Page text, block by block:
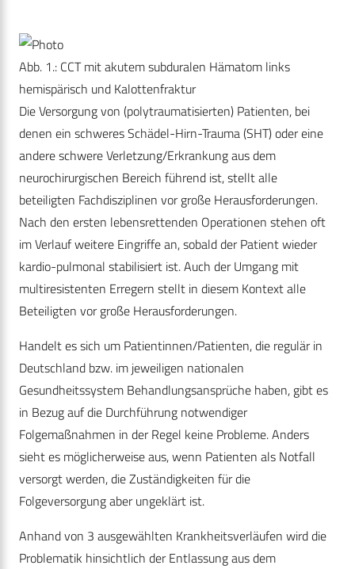
Abb. 1.: CCT mit akutem subduralen Hämatom links
hemispärisch und Kalottenfraktur
Die Versorgung von (polytraumatisierten) Patienten, bei
denen ein schweres Schädel-Hirn-Trauma (SHT) oder eine
andere schwere Verletzung/Erkrankung aus dem
neurochirurgischen Bereich führend ist, stellt alle
beteiligten Fachdisziplinen vor große Herausforderungen.
Nach den ersten lebensrettenden Operationen stehen oft
im Verlauf weitere Eingriffe an, sobald der Patient wieder
kardio-pulmonal stabilisiert ist. Auch der Umgang mit
multiresistenten Erregern stellt in diesem Kontext alle
Beteiligten vor große Herausforderungen.
Handelt es sich um Patientinnen/Patienten, die regulär in
Deutschland bzw. im jeweiligen nationalen
Gesundheitssystem Behandlungsansprüche haben, gibt es
in Bezug auf die Durchführung notwendiger
Folgemaßnahmen in der Regel keine Probleme. Anders
sieht es möglicherweise aus, wenn Patienten als Notfall
versorgt werden, die Zuständigkeiten für die
Folgeversorgung aber ungeklärt ist.
Anhand von 3 ausgewählten Krankheitsverläufen wird die
Problematik hinsichtlich der Entlassung aus dem